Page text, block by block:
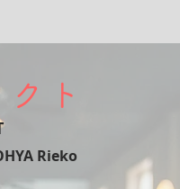
クト
Rieko